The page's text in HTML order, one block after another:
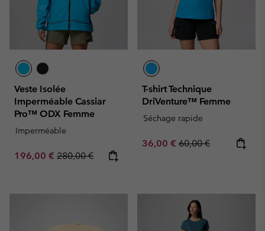
Veste Isolée
Imperméable Cassiar
Pro™ ODX Femme
Imperméable
Sale price:
196,00 € Regular price:
280,00 €
T-shirt Technique
DriVenture™ Femme
Séchage rapide
Sale price:
36,00 € Regular price:
60,00 €